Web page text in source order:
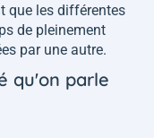
que les différentes
de pleinement
par une autre.
qu'on parle